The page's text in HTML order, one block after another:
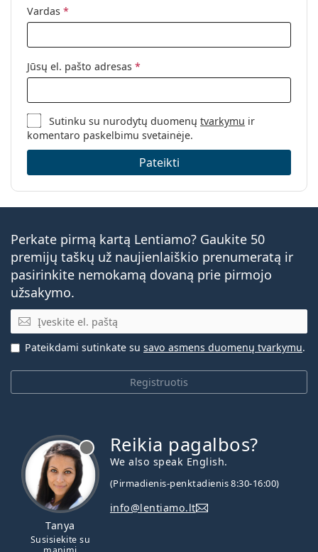
Kategorija:
Sferiniai ir asferiniai lęšiai
Vardas *
Jūsų el. pašto adresas *
Sutinku su nurodytų duomenųtvarkymu ir
komentaro paskelbimu svetainėje.
Pateikti
Perkate pirmą kartą Lentiamo? Gaukite 50
premijų taškų už naujienlaiškio prenumeratą ir
pasirinkite nemokamą dovaną prie pirmojo
užsakymo.
El. pašto adresas
Registruotis
Pateikdami sutinkate su savo asmens duomenų tvarkymu.
Tanya
Susisiekite su
Reikia pagalbos?
We also speak English.
(Pirmadienis-penktadienis 8:30-16:00)
info@lentiamo.lt